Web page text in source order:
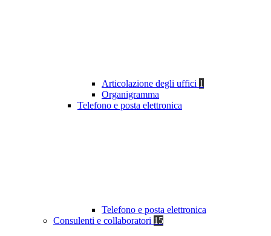
Articolazione degli uffici 1
Organigramma
Telefono e posta elettronica
Telefono e posta elettronica
Consulenti e collaboratori 15